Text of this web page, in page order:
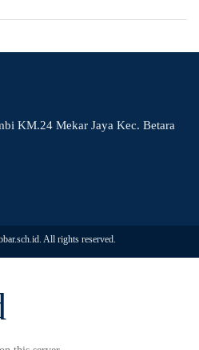
KM.24 Mekar Jaya Kec. Betara
All rights reserved.